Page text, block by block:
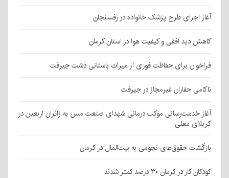
آغاز اجرای طرح پزشک خانواده در رفسنجان
کاهش دید افقی و کیفیت هوا در استان کرمان
فراخوان برای حفاظت فوری از میراث باستانی دشت جیرفت
ناکامی حفاران غیرمجاز در جیرفت
آغاز خدمت‌رسانی موکب درمانی شهدای صنعت مس به زائران اربعین در
کربلای معلی
بازگشت حقوق‌های نجومی به بیت‌المال در کرمان
کودکان کار در کرمان ۳۰ درصد کمتر شدند